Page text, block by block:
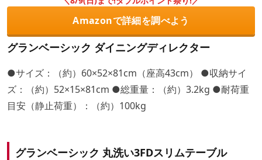
Amazonで詳細を調べよう
グランベーシック ダイニングディレクター
●サイズ：（約）60×52×81cm（座高43cm） ●収納サイ
ズ：（約）52×15×81cm ●総重量：（約）3.2kg ●耐荷重
目安（静止荷重）：（約）100kg
グランベーシック 丸洗い3FDスリムテーブル